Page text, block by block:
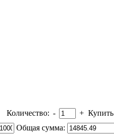
Количество: - + Купить
Общая сумма: